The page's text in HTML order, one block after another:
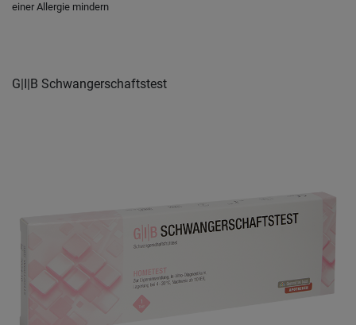
einer Allergie mindern
G|I|B Schwangerschaftstest